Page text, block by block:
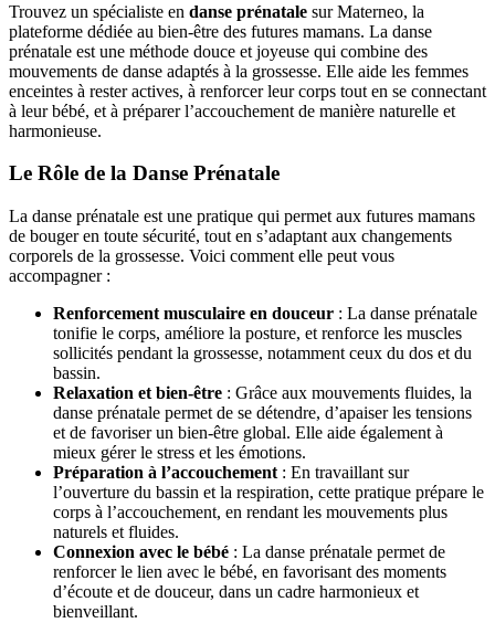
Trouvez un spécialiste en danse prénatale sur Materneo, la
plateforme dédiée au bien-être des futures mamans. La danse
prénatale est une méthode douce et joyeuse qui combine des
mouvements de danse adaptés à la grossesse. Elle aide les femmes
enceintes à rester actives, à renforcer leur corps tout en se connectant
à leur bébé, et à préparer l’accouchement de manière naturelle et
harmonieuse.
Le Rôle de la Danse Prénatale
La danse prénatale est une pratique qui permet aux futures mamans
de bouger en toute sécurité, tout en s’adaptant aux changements
corporels de la grossesse. Voici comment elle peut vous
accompagner :
Renforcement musculaire en douceur : La danse prénatale
tonifie le corps, améliore la posture, et renforce les muscles
sollicités pendant la grossesse, notamment ceux du dos et du
bassin.
Relaxation et bien-être : Grâce aux mouvements fluides, la
danse prénatale permet de se détendre, d’apaiser les tensions
et de favoriser un bien-être global. Elle aide également à
mieux gérer le stress et les émotions.
Préparation à l’accouchement : En travaillant sur
l’ouverture du bassin et la respiration, cette pratique prépare le
corps à l’accouchement, en rendant les mouvements plus
naturels et fluides.
Connexion avec le bébé : La danse prénatale permet de
renforcer le lien avec le bébé, en favorisant des moments
d’écoute et de douceur, dans un cadre harmonieux et
bienveillant.